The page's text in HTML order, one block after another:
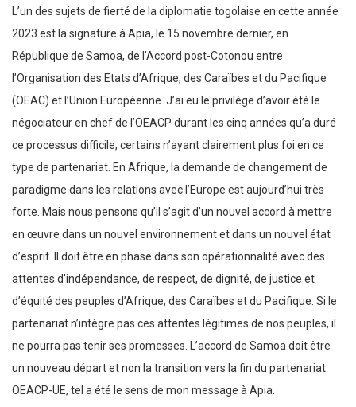
L’un des sujets de fierté de la diplomatie togolaise en cette année
2023 est la signature à Apia, le 15 novembre dernier, en
République de Samoa, de l’Accord post-Cotonou entre
l’Organisation des Etats d’Afrique, des Caraïbes et du Pacifique
(OEAC) et l’Union Européenne. J’ai eu le privilège d’avoir été le
négociateur en chef de l’OEACP durant les cinq années qu’a duré
ce processus difficile, certains n’ayant clairement plus foi en ce
type de partenariat. En Afrique, la demande de changement de
paradigme dans les relations avec l’Europe est aujourd’hui très
forte. Mais nous pensons qu’il s’agit d’un nouvel accord à mettre
en œuvre dans un nouvel environnement et dans un nouvel état
d’esprit. Il doit être en phase dans son opérationnalité avec des
attentes d’indépendance, de respect, de dignité, de justice et
d’équité des peuples d’Afrique, des Caraïbes et du Pacifique. Si le
partenariat n’intègre pas ces attentes légitimes de nos peuples, il
ne pourra pas tenir ses promesses. L’accord de Samoa doit être
un nouveau départ et non la transition vers la fin du partenariat
OEACP-UE, tel a été le sens de mon message à Apia.